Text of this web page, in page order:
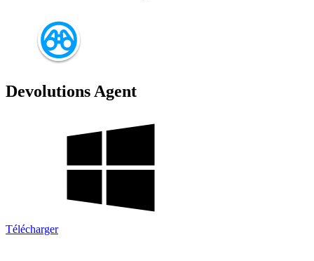
Devolutions Agent
Télécharger